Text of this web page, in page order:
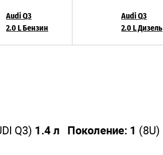
Audi Q3
2.0 L Бензин
Audi Q3
2.0 L Дизель
Q3) 1.4 л Поколение: 1 (8U)